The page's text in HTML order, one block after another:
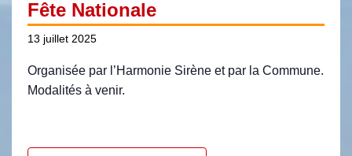
Fête Nationale
13 juillet 2025
Organisée par l’Harmonie Sirène et par la Commune.
Modalités à venir.